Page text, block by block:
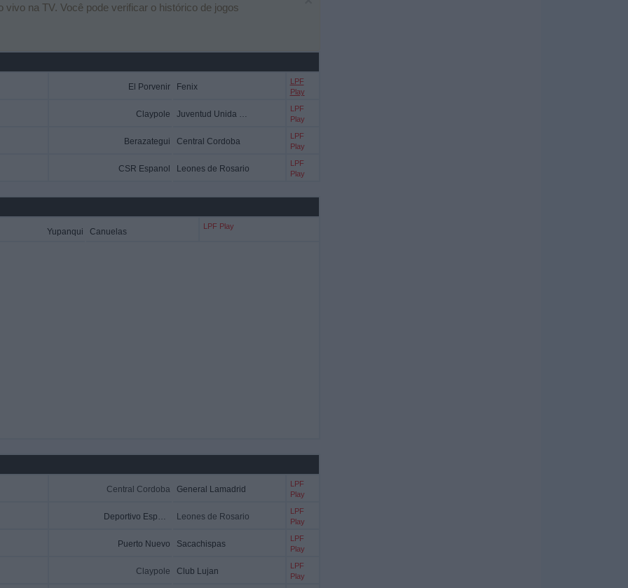
na TV. Você pode verificar o histórico de jogos
El Porvenir Fenix
LPF
Play
Claypole Juventud Unida S. M.
LPF
Play
Berazategui Central Cordoba
LPF
Play
CSR Espanol Leones de Rosario
LPF
Play
Yupanqui Canuelas
LPF Play
Central Cordoba General Lamadrid
LPF
Play
Deportivo Espanol Leones de Rosario
LPF
Play
Puerto Nuevo Sacachispas
LPF
Play
Claypole Club Lujan
LPF
Play